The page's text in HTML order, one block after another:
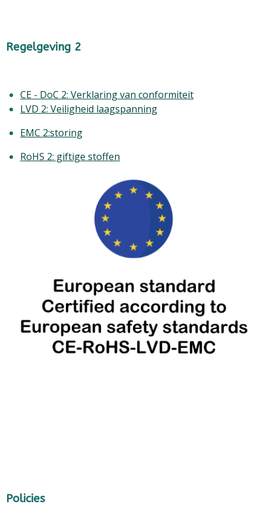
Regelgeving 2
CE - DoC 2: Verklaring van conformiteit
LVD 2: Veiligheid laagspanning
EMC 2:storing
RoHS 2: giftige stoffen
Policies